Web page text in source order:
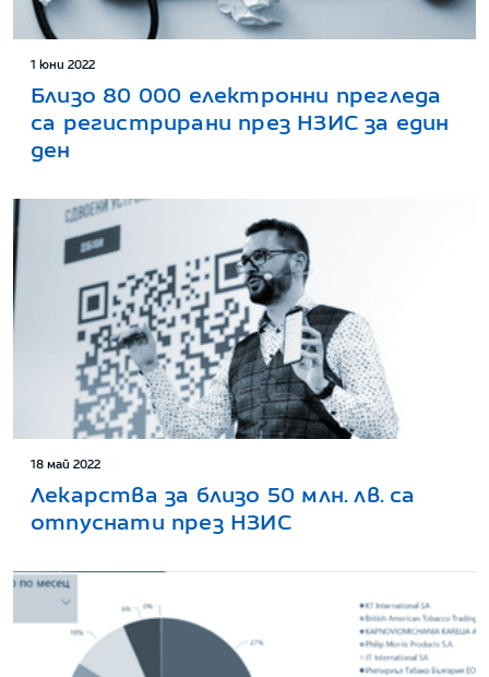
1 юни 2022
Близо 80 000 електронни прегледа
са регистрирани през НЗИС за един
ден
18 май 2022
Лекарства за близо 50 млн. лв. са
отпуснати през НЗИС